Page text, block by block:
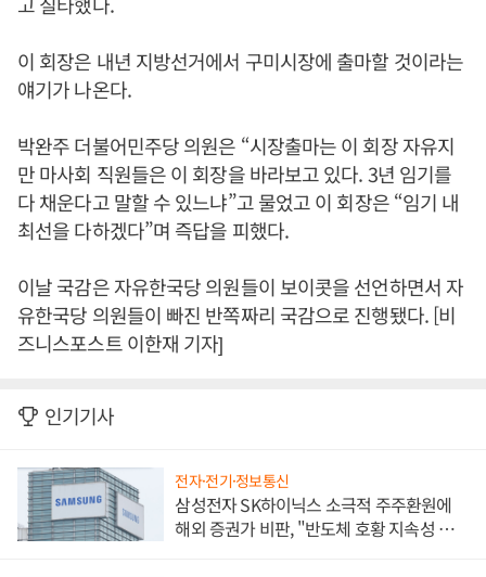
이 회장은 내년 지방선거에서 구미시장에 출마할 것이라는
얘기가 나온다.
박완주 더불어민주당 의원은 “시장출마는 이 회장 자유지
만 마사회 직원들은 이 회장을 바라보고 있다. 3년 임기를
다 채운다고 말할 수 있느냐”고 물었고 이 회장은 “임기 내
최선을 다하겠다”며 즉답을 피했다.
이날 국감은 자유한국당 의원들이 보이콧을 선언하면서 자
유한국당 의원들이 빠진 반쪽짜리 국감으로 진행됐다. [비
즈니스포스트 이한재 기자]
인기기사
전자·전기·정보통신
삼성전자 SK하이닉스 소극적 주주환원에
해외 증권가 비판, "반도체 호황 지속성 의